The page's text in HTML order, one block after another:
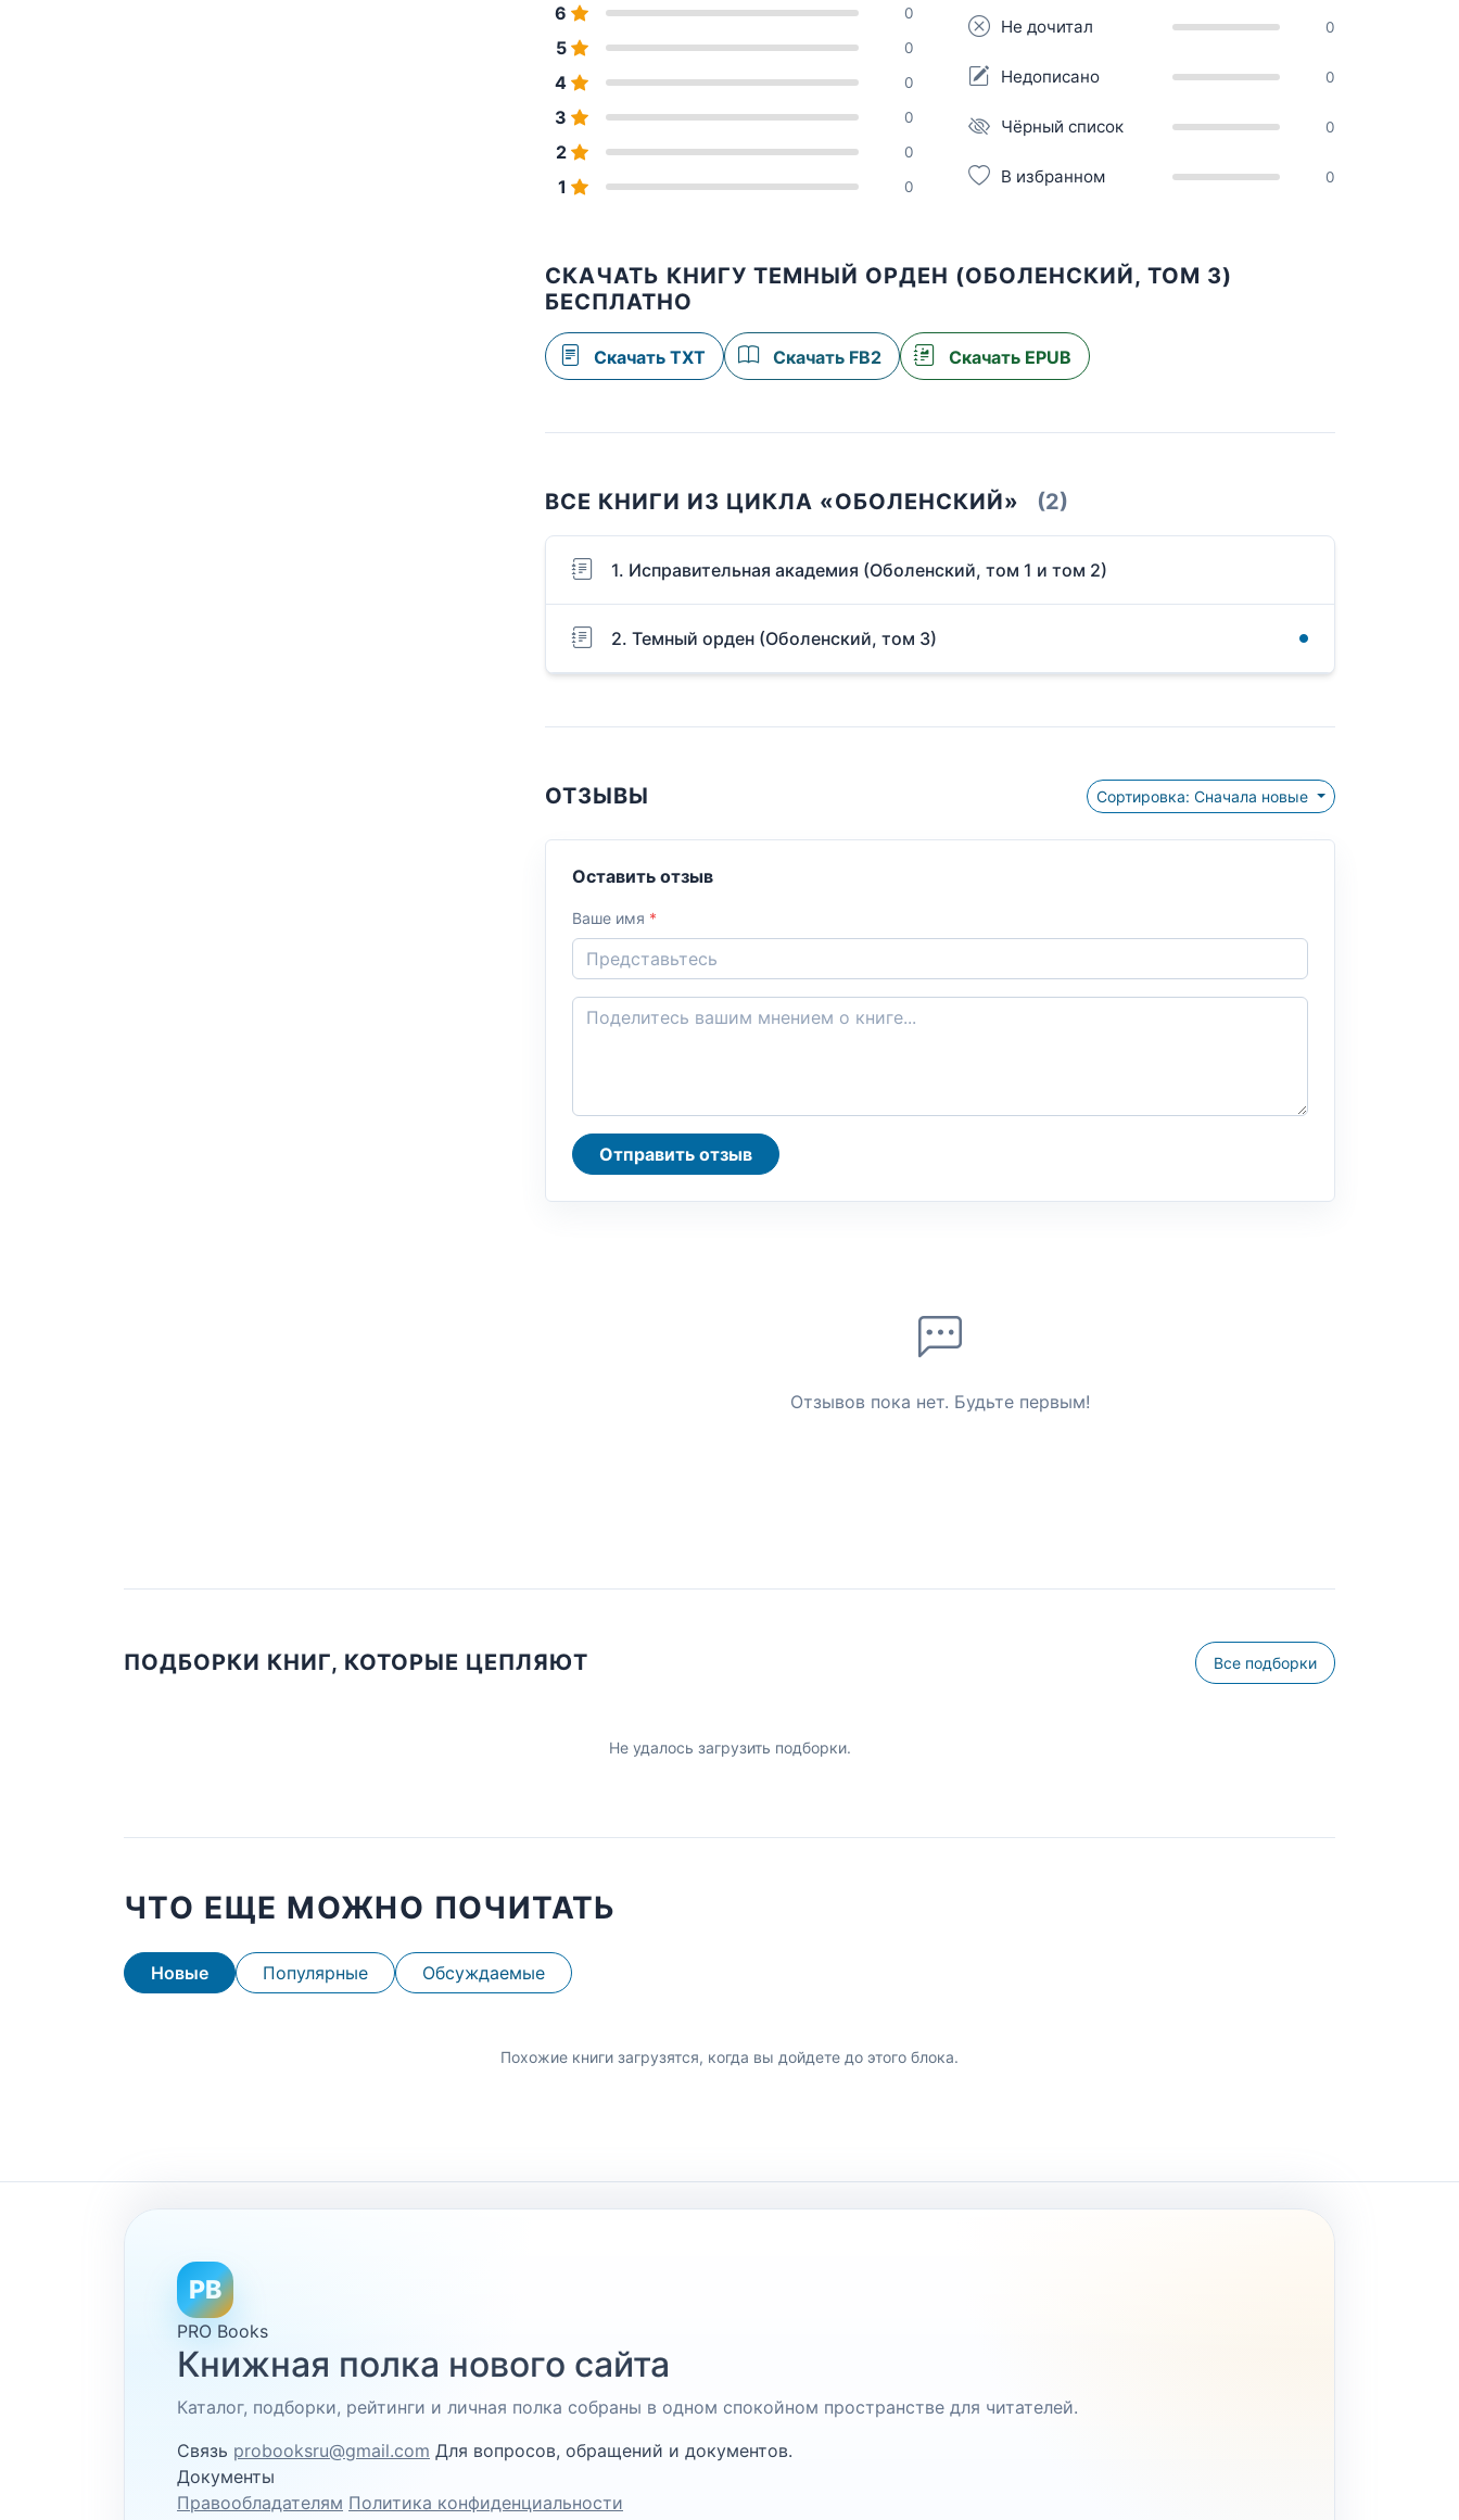
6 0
5 0
4 0
3 0
2 0
1 0
Не дочитал 0
Недописано 0
Чёрный список 0
В избранном 0
СКАЧАТЬ КНИГУ ТЕМНЫЙ ОРДЕН (ОБОЛЕНСКИЙ, ТОМ 3)
БЕСПЛАТНО
Скачать TXT Скачать FB2 Скачать EPUB
ВСЕ КНИГИ ИЗ ЦИКЛА «ОБОЛЕНСКИЙ» (2)
1. Исправительная академия (Оболенский, том 1 и том 2)
2. Темный орден (Оболенский, том 3)
ОТЗЫВЫ Сортировка: Сначала новые
Оставить отзыв
Ваше имя *
Отправить отзыв
Отзывов пока нет. Будьте первым!
ПОДБОРКИ КНИГ, КОТОРЫЕ ЦЕПЛЯЮТ Все подборки
Не удалось загрузить подборки.
ЧТО ЕЩЕ МОЖНО ПОЧИТАТЬ
Новые Популярные Обсуждаемые
Похожие книги загрузятся, когда вы дойдете до этого блока.
PB
PRO Books
Книжная полка нового сайта
Каталог, подборки, рейтинги и личная полка собраны в одном спокойном пространстве для читателей.
Связь probooksru@gmail.com Для вопросов, обращений и документов.
Документы
Правообладателям Политика конфиденциальности